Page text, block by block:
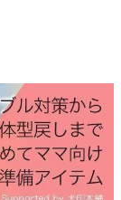
ァミリーサポー
配になるもので
らず、妊娠が継
心配しすぎずリ